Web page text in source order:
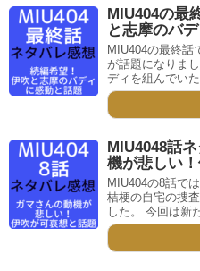
MIU404の最
と志摩のバ
MIU404の最終話
が話題になりま
ディを組んでい
MIU4048話
機が悲しい
MIU404の8話で
桔梗の自宅の捜
した。 今回は新